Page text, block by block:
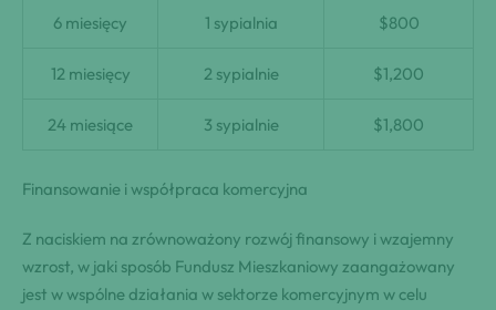
6 miesięcy 1 sypialnia $800
12 miesięcy 2 sypialnie $1,200
24 miesiące 3 sypialnie $1,800
Finansowanie i współpraca komercyjna
Z naciskiem na zrównoważony rozwój finansowy i wzajemny
wzrost, w jaki sposób Fundusz Mieszkaniowy zaangażowany
jest w wspólne działania w sektorze komercyjnym w celu